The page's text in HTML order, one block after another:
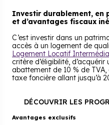
Investir durablement, en
et d’avantages fiscaux
C’est investir dans un
accès à un logement de
Logement Locatif
critère d’éligibilité,
abattement de 10 % de TVA,
taxe foncière allant jusqu’à
DÉCOUVRIR LES
Avantages exclusifs